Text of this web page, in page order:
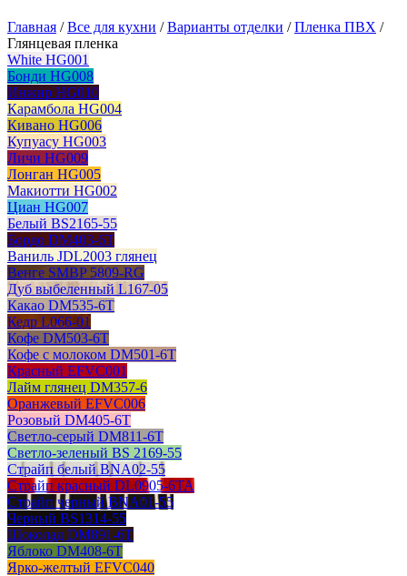
Главная /Все для кухни /Варианты отделки /Пленка ПВХ /
Глянцевая пленка
White HG001
Бонди HG008
Инжир HG010
Карамбола HG004
Кивано HG006
Купуасу HG003
Личи HG009
Лонган HG005
Макиотти HG002
Циан HG007
Белый BS2165-55
Бордо DM403-6T
Ваниль JDL2003 глянец
Венге SMBP 5809-RG
Дуб выбеленный L167-05
Какао DM535-6T
Кедр L066-01
Кофе DM503-6T
Кофе с молоком DM501-6T
Красный EFVC001
Лайм глянец DM357-6
Оранжевый EFVC006
Розовый DM405-6T
Светло-серый DM811-6T
Светло-зеленый BS 2169-55
Страйп белый BNA02-55
Страйп красный DL0905-6TA
Страйп черный BNA01-55
Черный BS1314-55
Шоколад DM891-6T
Яблоко DM408-6T
Ярко-желтый EFVC040